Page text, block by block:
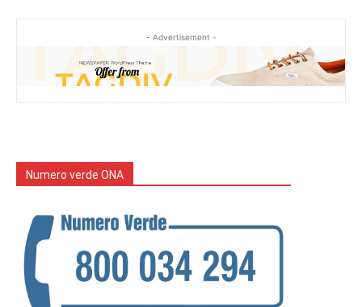
- Advertisement -
Numero verde ONA